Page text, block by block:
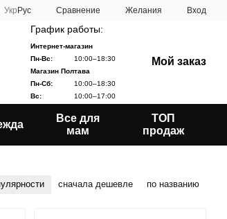
Укр Рус Сравнение Желания Вход
График работы:
Интернет-магазин
Пн-Вс:
10:00–18:30
Магазин Полтава
Пн-Сб:
10:00–18:30
Вс:
10:00–17:00
Мой заказ
Все для
мам
ТОП
продаж
сначала дешевле по названию